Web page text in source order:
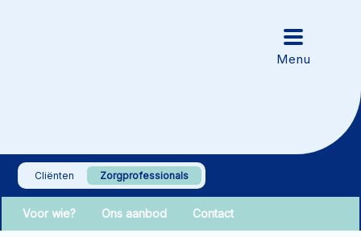
Cliënten Zorgprofessionals
Voor wie? Ons aanbod Contact